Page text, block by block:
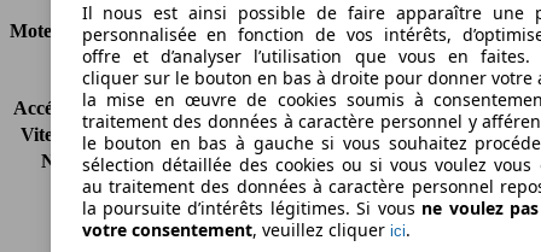
Moteur et Puissance
KW (CH)
66 kW (90 PS)
Accélération (0-100 km/h) 12.5s
Vitesse maximale (km/h) 179 km/h
Nombre de vitesses
6
Couple
128 nm
Cylindrée
1368 ccm
Carburant
Autres
Il nous est ainsi possible de faire apparaître une
personnalisée en fonction de vos intérêts,
offre et d’analyser l’utilisation que vous en faites.
cliquer sur le bouton en bas à droite pour donner votre
la mise en œuvre de cookies soumis à
traitement des données à caractère personnel y
le bouton en bas à gauche si vous souhaitez
sélection détaillée des cookies ou si vous voulez vous
au traitement des données à caractère personnel
la poursuite d’intérêts légitimes. Si vous ne voulez
votre consentement, veuillez cliquer ici.